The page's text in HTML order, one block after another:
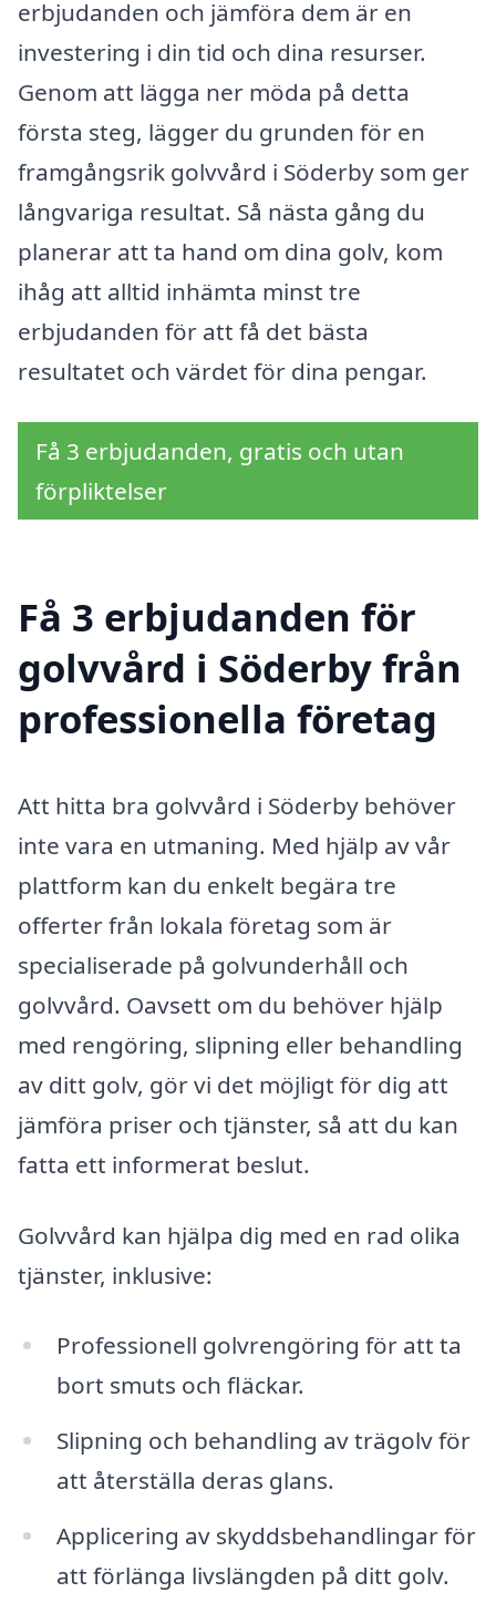
erbjudanden och jämföra dem är en
investering i din tid och dina resurser.
Genom att lägga ner möda på detta
första steg, lägger du grunden för en
framgångsrik golvvård i Söderby som ger
långvariga resultat. Så nästa gång du
planerar att ta hand om dina golv, kom
ihåg att alltid inhämta minst tre
erbjudanden för att få det bästa
resultatet och värdet för dina pengar.
Få 3 erbjudanden, gratis och utan
förpliktelser
Få 3 erbjudanden för
golvvård i Söderby från
professionella företag
Att hitta bra golvvård i Söderby behöver
inte vara en utmaning. Med hjälp av vår
plattform kan du enkelt begära tre
offerter från lokala företag som är
specialiserade på golvunderhåll och
golvvård. Oavsett om du behöver hjälp
med rengöring, slipning eller behandling
av ditt golv, gör vi det möjligt för dig att
jämföra priser och tjänster, så att du kan
fatta ett informerat beslut.
Golvvård kan hjälpa dig med en rad olika
tjänster, inklusive:
Professionell golvrengöring för att ta
bort smuts och fläckar.
Slipning och behandling av trägolv för
att återställa deras glans.
Applicering av skyddsbehandlingar för
att förlänga livslängden på ditt golv.